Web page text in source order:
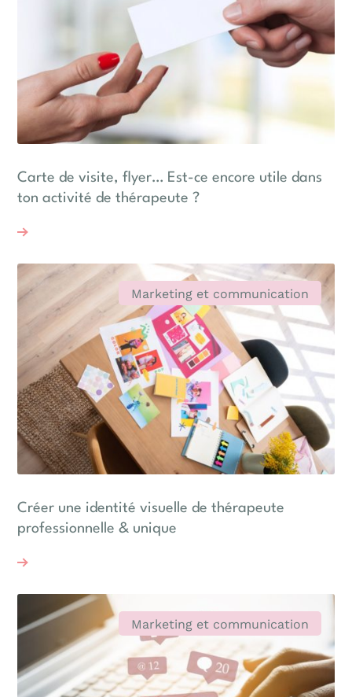
Carte de visite, flyer… Est-ce encore utile dans
ton activité de thérapeute ?
Créer une identité visuelle de thérapeute
professionnelle & unique
Marketing et communication
Marketing et communication